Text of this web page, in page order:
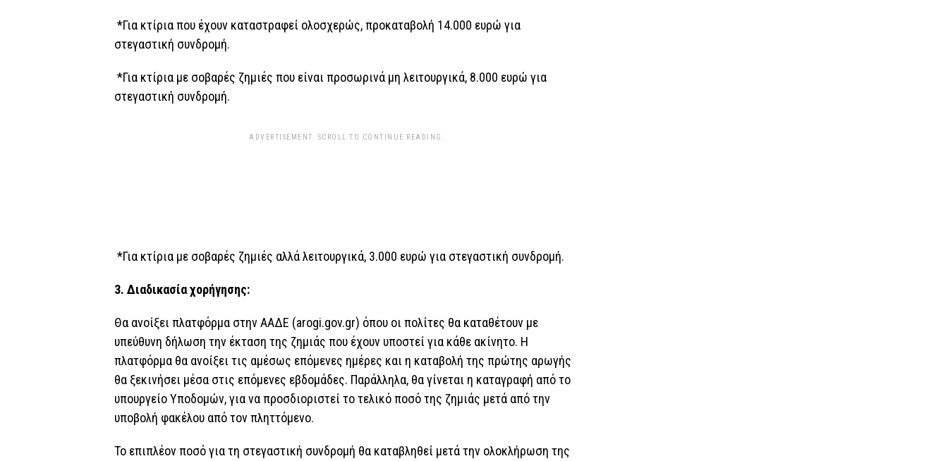
*Για κτίρια που έχουν καταστραφεί ολοσχερώς, προκαταβολή 14.000 ευρώ για
στεγαστική συνδρομή.
*Για κτίρια με σοβαρές ζημιές που είναι προσωρινά μη λειτουργικά, 8.000 ευρώ για
στεγαστική συνδρομή.
ADVERTISEMENT. SCROLL TO CONTINUE READING.
*Για κτίρια με σοβαρές ζημιές αλλά λειτουργικά, 3.000 ευρώ για στεγαστική συνδρομή.
3. Διαδικασία χορήγησης:
Θα ανοίξει πλατφόρμα στην ΑΑΔΕ (arogi.gov.gr) όπου οι πολίτες θα καταθέτουν με
υπεύθυνη δήλωση την έκταση της ζημιάς που έχουν υποστεί για κάθε ακίνητο. Η
πλατφόρμα θα ανοίξει τις αμέσως επόμενες ημέρες και η καταβολή της πρώτης αρωγής
θα ξεκινήσει μέσα στις επόμενες εβδομάδες. Παράλληλα, θα γίνεται η καταγραφή από το
υπουργείο Υποδομών, για να προσδιοριστεί το τελικό ποσό της ζημιάς μετά από την
υποβολή φακέλου από τον πληττόμενο.
Το επιπλέον ποσό για τη στεγαστική συνδρομή θα καταβληθεί μετά την ολοκλήρωση της